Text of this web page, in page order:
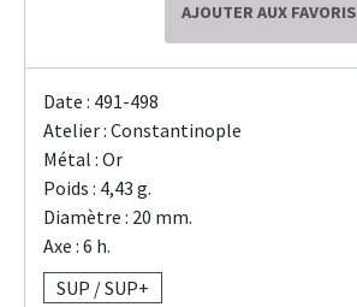
AJOUTER AUX FAVORIS
Date : 491-498
Atelier : Constantinople
Métal : Or
Poids : 4,43 g.
Diamètre : 20 mm.
Axe : 6 h.
SUP / SUP+